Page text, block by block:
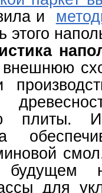
и
этого
плиты.
для